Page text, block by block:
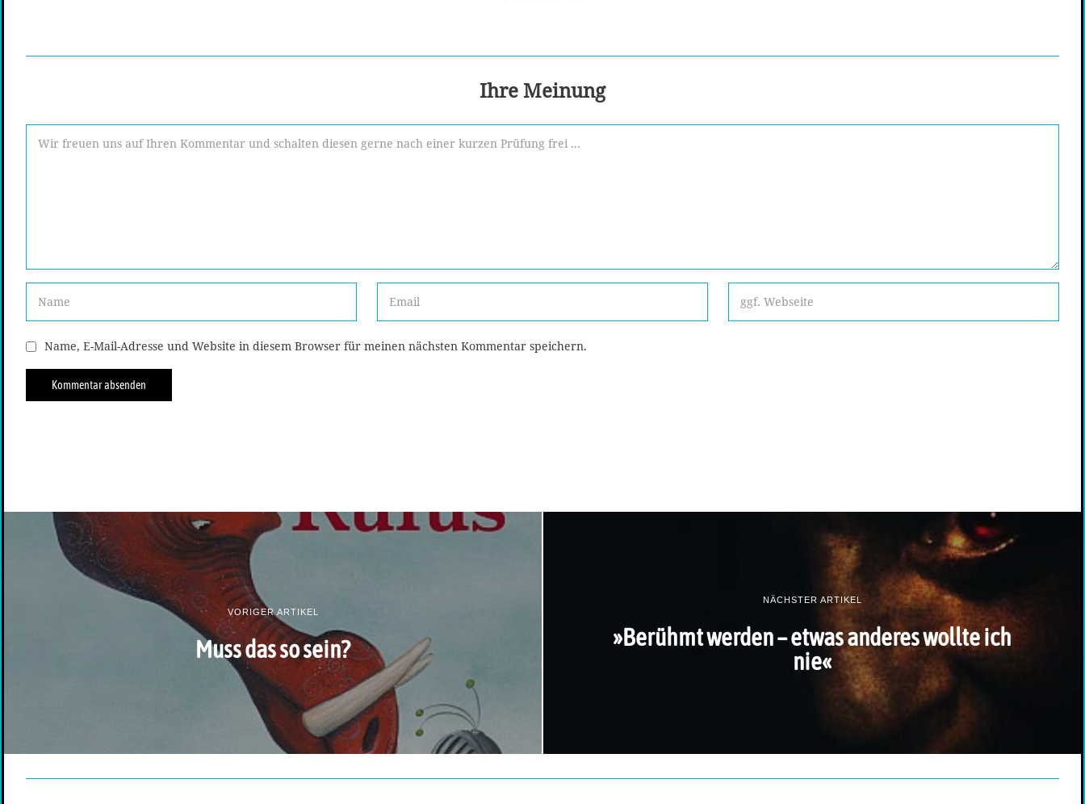
Ihre Meinung
Name, E-Mail-Adresse und Website in diesem Browser für meinen nächsten Kommentar speichern.
VORIGER ARTIKEL
Muss das so sein?
NÄCHSTER ARTIKEL
»Berühmt werden – etwas anderes wollte ich
nie«